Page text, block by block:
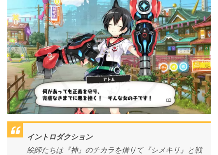
イントロダクション
絵師たちは『神』のチカラを借りて『シメキリ』と戦